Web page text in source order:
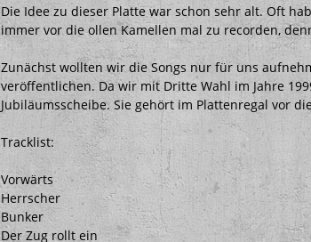
Die Idee zu dieser Platte war schon sehr alt. Oft
immer vor die ollen Kamellen mal zu recorden,
Zunächst wollten wir die Songs nur für uns
veröffentlichen. Da wir mit Dritte Wahl im Jahre
Jubiläumsscheibe. Sie gehört im Plattenregal vor
Tracklist:
Vorwärts
Herrscher
Bunker
Der Zug rollt ein